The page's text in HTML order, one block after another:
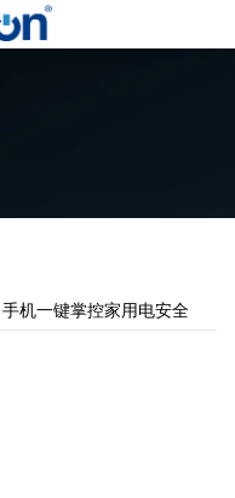
机一键掌控家用电安全